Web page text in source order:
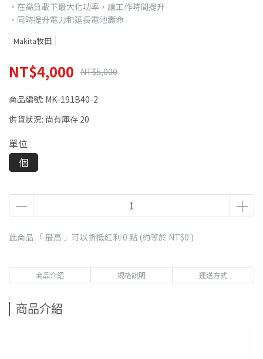
‧在高負載下最大化功率，讓工作時間提升
‧同時提升電力和延長電池壽命
Makita牧田
NT$4,000 NT$5,000
商品編號: MK-191B40-2
供貨狀況: 尚有庫存 20
單位
個
此商品 「 最高 」可以折抵紅利 0 點 (約等於 NT$0 )
商品介紹 規格說明 運送方式
商品介紹